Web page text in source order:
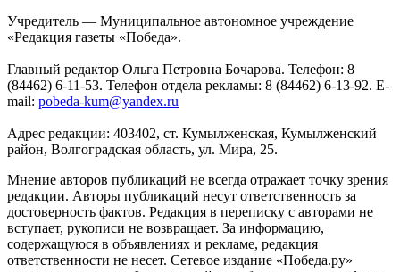
Учредитель — Муниципальное автономное учреждение
«Редакция газеты «Победа».
Главный редактор Ольга Петровна Бочарова. Телефон: 8
(84462) 6-11-53. Телефон отдела рекламы: 8 (84462) 6-13-92. E-
mail: pobeda-kum@yandex.ru
Адрес редакции: 403402, ст. Кумылженская, Кумылженский
район, Волгоградская область, ул. Мира, 25.
Мнение авторов публикаций не всегда отражает точку зрения
редакции. Авторы публикаций несут ответственность за
достоверность фактов. Редакция в переписку с авторами не
вступает, рукописи не возвращает. За информацию,
содержащуюся в объявлениях и рекламе, редакция
ответственности не несет. Сетевое издание «Победа.ру»